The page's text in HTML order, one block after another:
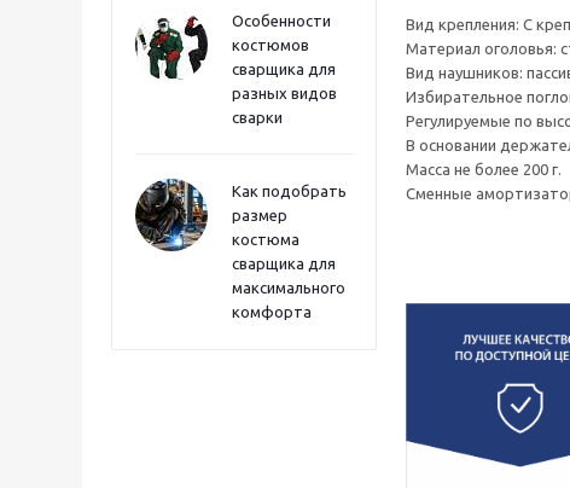
Особенности
костюмов
сварщика для
разных видов
сварки
Как подобрать
размер
костюма
сварщика для
максимального
комфорта
Вид крепления: С
Материал оголовья:
Вид наушников:
Избирательное
Регулируемые по
В основании
Масса не более 200 г.
Сменные